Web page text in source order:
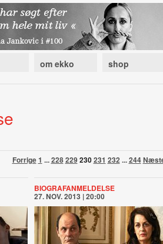
om ekko shop
Forrige1 ...228229230231 232 ...244
BIOGRAFANMELDELSE
27. NOV. 2013 | 20:00